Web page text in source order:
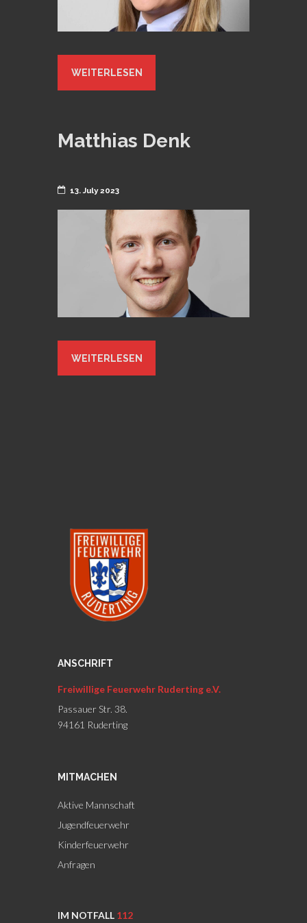
WEITERLESEN
Matthias Denk
13. July 2023
WEITERLESEN
ANSCHRIFT
Freiwillige Feuerwehr Ruderting e.V.
Passauer Str. 38.
94161 Ruderting
MITMACHEN
Aktive Mannschaft
Jugendfeuerwehr
Kinderfeuerwehr
Anfragen
IM NOTFALL 112